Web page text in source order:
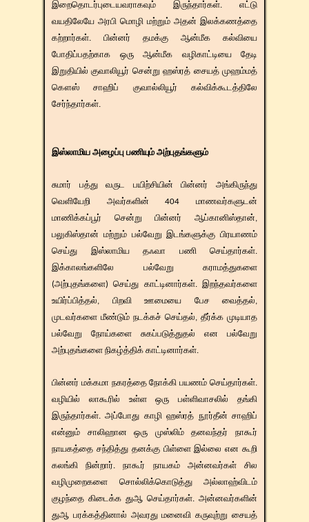
இறைதொடர்புடையவராகவும் இருந்தார்கள். எட்டு
வயதிலேயே அரபி மொழி மற்றும் அதன் இலக்கணத்தை
கற்றார்கள். பின்னர் தமக்கு ஆன்மீக கல்வியை
போதிப்பதற்காக ஒரு ஆன்மீக வழிகாட்டியை தேடி
இறுதியில் குவாலியூர் சென்று ஹஸ்ரத் சையத் முஹம்மத்
கௌஸ் சாஹிப் குவால்லியூர் கல்விக்கூடத்திலே
சேர்ந்தார்கள்.
இஸ்லாமிய அழைப்பு பணியும் அற்புதங்களும்
சுமார் பத்து வருட பயிற்சியின் பின்னர் அங்கிருந்து
வெளியேறி அவர்களின் 404 மாணவர்களுடன்
மாணிக்கப்பூர் சென்று பின்னர் ஆப்கானிஸ்தான்,
பலுகிஸ்தான் மற்றும் பல்வேறு இடங்களுக்கு பிரயாணம்
செய்து இஸ்லாமிய தஃவா பணி செய்தார்கள்.
இக்காலங்களிலே பல்வேறு கராமத்துகளை
(அற்புதங்களை) செய்து காட்டினார்கள். இறந்தவர்களை
உயிர்ப்பித்தல், பிறவி ஊமையை பேச வைத்தல்,
முடவர்களை மீண்டும் நடக்கச் செய்தல், தீர்க்க முடியாத
பல்வேறு நோய்களை சுகப்படுத்துதல் என பல்வேறு
அற்புதங்களை நிகழ்த்திக் காட்டினார்கள்.
பின்னர் மக்கமா நகரத்தை நோக்கி பயணம் செய்தார்கள்.
வழியில் லாகூரில் உள்ள ஒரு பள்ளிவாசலில் தங்கி
இருந்தார்கள். அப்போது காழி ஹஸ்ரத் நூர்தீன் சாஹிப்
என்னும் சாலிஹான ஒரு முஸ்லிம் தனவந்தர் நாகூர்
நாயகத்தை சந்தித்து தனக்கு பிள்ளை இல்லை என கூறி
கலங்கி நின்றார். நாகூர் நாயகம் அன்னவர்கள் சில
வழிமுறைகளை சொல்லிக்கொடுத்து அல்லாஹ்விடம்
குழந்தை கிடைக்க துஆ செய்தார்கள். அன்னவர்களின்
துஆ பரக்கத்தினால் அவரது மனைவி கருவுற்று சையத்